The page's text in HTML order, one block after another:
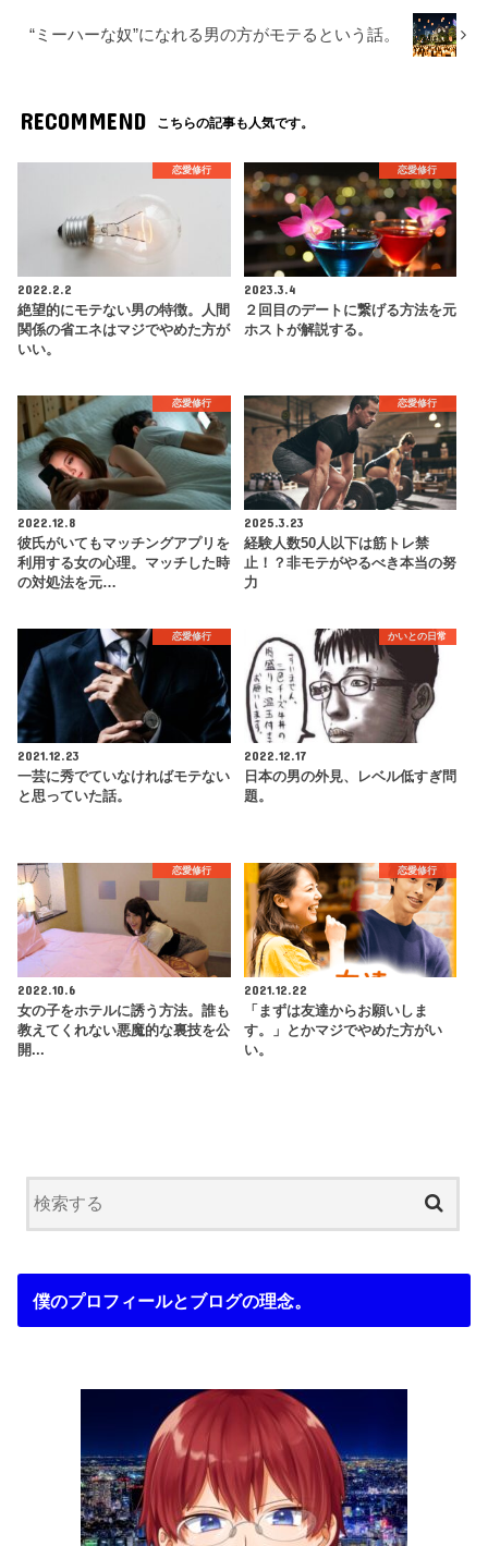
“ミーハーな奴”になれる男の方がモテるという話。
RECOMMEND こちらの記事も人気です。
恋愛修行
2022.2.2
絶望的にモテない男の特徴。人間
関係の省エネはマジでやめた方が
いい。
恋愛修行
2023.3.4
２回目のデートに繋げる方法を元
ホストが解説する。
恋愛修行
2022.12.8
彼氏がいてもマッチングアプリを
利用する女の心理。マッチした時
の対処法を元…
恋愛修行
2025.3.23
経験人数50人以下は筋トレ禁
止！？非モテがやるべき本当の努
力
恋愛修行
2021.12.23
一芸に秀でていなければモテない
と思っていた話。
かいとの日常
2022.12.17
日本の男の外見、レベル低すぎ問
題。
恋愛修行
2022.10.6
女の子をホテルに誘う方法。誰も
教えてくれない悪魔的な裏技を公
開...
恋愛修行
2021.12.22
「まずは友達からお願いしま
す。」とかマジでやめた方がい
い。
僕のプロフィールとブログの理念。